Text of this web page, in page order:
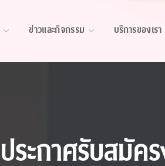
ข่าวและกิจกรรม บริการของเรา
ประกาศรับสมัค